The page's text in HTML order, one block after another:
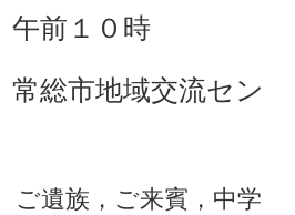
前１０時
市地域交流セン
ご遺族，ご来賓，中学